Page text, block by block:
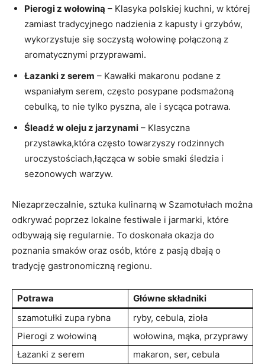
Pierogi z wołowiną – Klasyka polskiej kuchni, w której
zamiast tradycyjnego nadzienia z kapusty i grzybów,
wykorzystuje się soczystą wołowinę połączoną z
aromatycznymi przyprawami.
Łazanki z serem – Kawałki makaronu podane z
wspaniałym serem, często posypane podsmażoną
cebulką, to nie tylko pyszna, ale i sycąca potrawa.
Śleadź w oleju z jarzynami – Klasyczna
przystawka,która często towarzyszy rodzinnych
uroczystościach,łącząca w sobie smaki śledzia i
sezonowych warzyw.
Niezaprzeczalnie, sztuka kulinarną w Szamotułach można
odkrywać poprzez lokalne festiwale i jarmarki, które
odbywają się regularnie. To doskonała okazja do
poznania smaków oraz osób, które z pasją dbają o
tradycję gastronomiczną regionu.
Potrawa
Główne składniki
szamotułki zupa rybna
ryby, cebula, zioła
Pierogi z wołowiną
wołowina, mąka, przyprawy
Łazanki z serem
makaron, ser, cebula